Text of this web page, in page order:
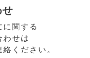
せ
に関する
わせは
ください。